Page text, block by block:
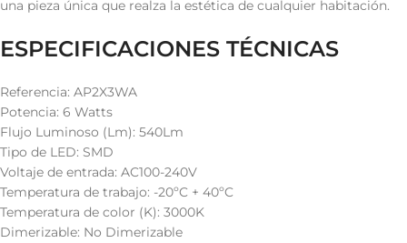
una pieza única que realza la estética de cualquier habitación.
ESPECIFICACIONES TÉCNICAS
Referencia: AP2X3WA
Potencia: 6 Watts
Flujo Luminoso (Lm): 540Lm
Tipo de LED: SMD
Voltaje de entrada: AC100-240V
Temperatura de trabajo: -20ºC + 40ºC
Temperatura de color (K): 3000K
Dimerizable: No Dimerizable